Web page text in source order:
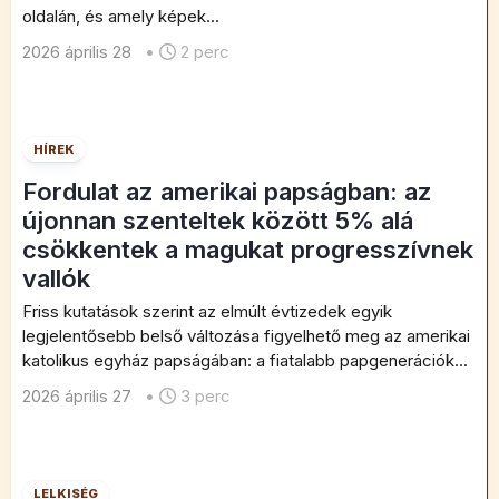
oldalán, és amely képek...
2026 április 28
• 2 perc
HÍREK
Fordulat az amerikai papságban: az
újonnan szenteltek között 5% alá
csökkentek a magukat progresszívnek
vallók
Friss kutatások szerint az elmúlt évtizedek egyik
legjelentősebb belső változása figyelhető meg az amerikai
katolikus egyház papságában: a fiatalabb papgenerációk...
2026 április 27
• 3 perc
LELKISÉG